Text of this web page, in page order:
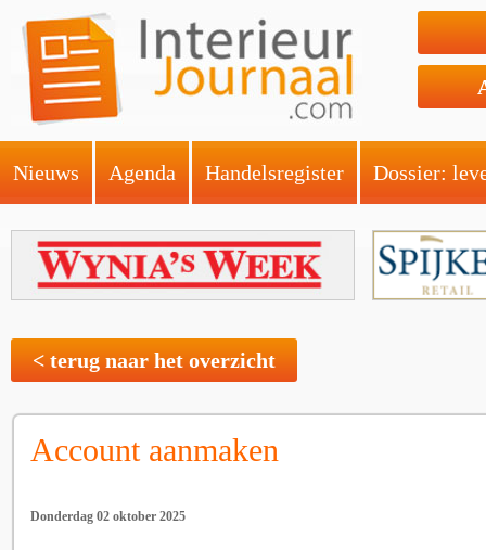
Nieuws Agenda Handelsregister Dossier:
< terug naar het overzicht
Account aanmaken
Donderdag 02 oktober 2025